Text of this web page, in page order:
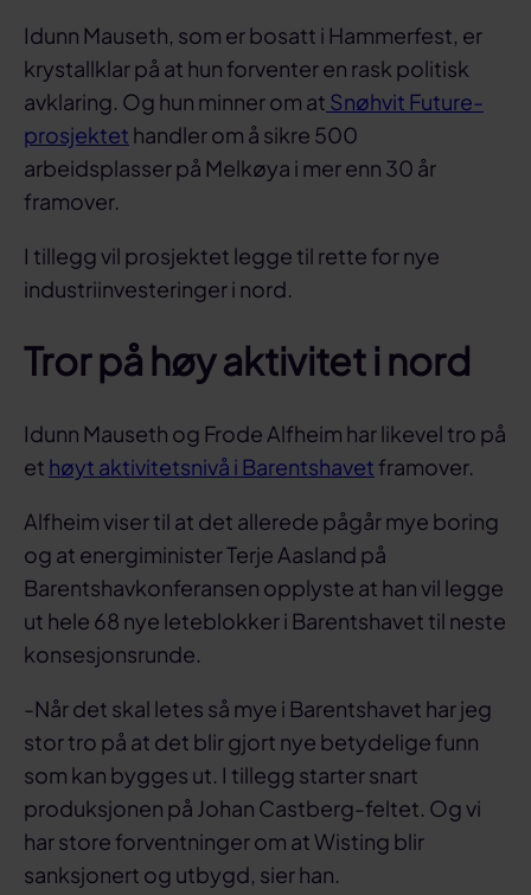
Idunn Mauseth, som er bosatt i Hammerfest, er
krystallklar på at hun forventer en rask politisk
avklaring. Og hun minner om at Snøhvit Future-
prosjektet handler om å sikre 500
arbeidsplasser på Melkøya i mer enn 30 år
framover.
I tillegg vil prosjektet legge til rette for nye
industriinvesteringer i nord.
Tror på høy aktivitet i nord
Idunn Mauseth og Frode Alfheim har likevel tro på
et høyt aktivitetsnivå i Barentshavetframover.
Alfheim viser til at det allerede pågår mye boring
og at energiminister Terje Aasland på
Barentshavkonferansen opplyste at han vil legge
ut hele 68 nye leteblokker i Barentshavet til neste
konsesjonsrunde.
-Når det skal letes så mye i Barentshavet har jeg
stor tro på at det blir gjort nye betydelige funn
som kan bygges ut. I tillegg starter snart
produksjonen på Johan Castberg-feltet. Og vi
har store forventninger om at Wisting blir
sanksjonert og utbygd, sier han.